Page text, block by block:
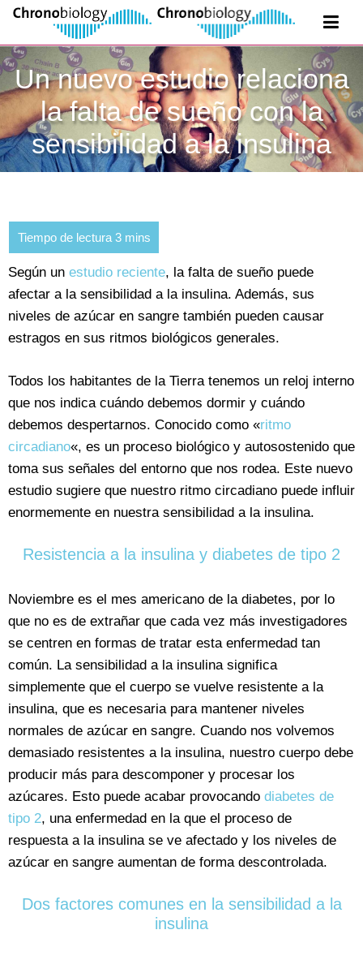
Un nuevo estudio relaciona
la falta de sueño con la
sensibilidad a la insulina
Según un estudio reciente, la falta de sueño puede
afectar a la sensibilidad a la insulina. Además, sus
niveles de azúcar en sangre también pueden causar
estragos en sus ritmos biológicos generales.
Todos los habitantes de la Tierra tenemos un reloj interno
que nos indica cuándo debemos dormir y cuándo
debemos despertarnos. Conocido como «ritmo
circadiano«, es un proceso biológico y autosostenido que
toma sus señales del entorno que nos rodea. Este nuevo
estudio sugiere que nuestro ritmo circadiano puede influir
enormemente en nuestra sensibilidad a la insulina.
Resistencia a la insulina y diabetes de tipo 2
Noviembre es el mes americano de la diabetes, por lo
que no es de extrañar que cada vez más investigadores
se centren en formas de tratar esta enfermedad tan
común. La sensibilidad a la insulina significa
simplemente que el cuerpo se vuelve resistente a la
insulina, que es necesaria para mantener niveles
normales de azúcar en sangre. Cuando nos volvemos
demasiado resistentes a la insulina, nuestro cuerpo debe
producir más para descomponer y procesar los
azúcares. Esto puede acabar provocando diabetes de
tipo 2, una enfermedad en la que el proceso de
respuesta a la insulina se ve afectado y los niveles de
azúcar en sangre aumentan de forma descontrolada.
Dos factores comunes en la sensibilidad a la
insulina